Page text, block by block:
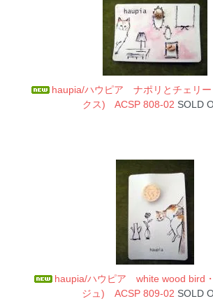
haupia/ハウピア ナポリとチェリー
クス) ACSP 808-02 SOLD
haupia/ハウピア white wood bird
ジュ) ACSP 809-02 SOLD